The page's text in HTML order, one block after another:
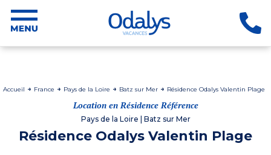
Accueil France Pays de la Loire Batz sur Mer Résidence Odalys Valentin Plage
Location en Résidence Référence
Pays de la Loire | Batz sur Mer
Résidence Odalys Valentin Plage